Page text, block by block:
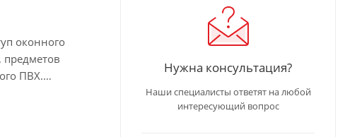
оконного
предметов
ПВХ.
Нужна консультация?
Наши специалисты ответят на любой
интересующий вопрос